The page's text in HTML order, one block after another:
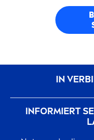
INFORMIERT
IN